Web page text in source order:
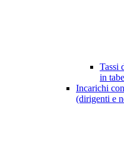
Tassi
in
Incarichi
(dirigenti e